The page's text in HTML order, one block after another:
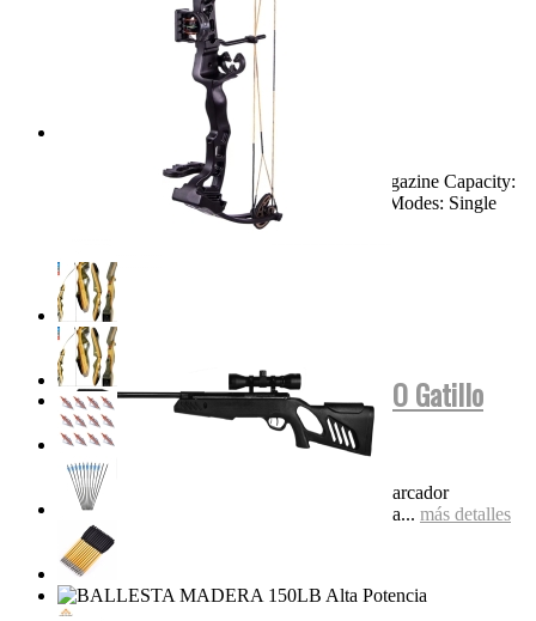
Tippmann Stryker MP1 FUL AUTO Gatillo
Eléctrico...
Características Super liviana y compacta Marcador
electroneumático completo Diseño de válvula... más detalles
Swiss Arms TAC-1...
Dimensions: 46.25" Weight: 8.3 LBS Magazine Capacity:
Single Shot Muzzle Velocity: 900 FPS Fire Modes: Single